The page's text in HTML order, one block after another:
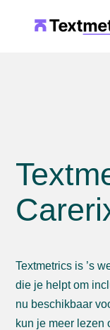
Textmetrics is ’s
die je helpt om
nu beschikbaar
kun je meer lezen